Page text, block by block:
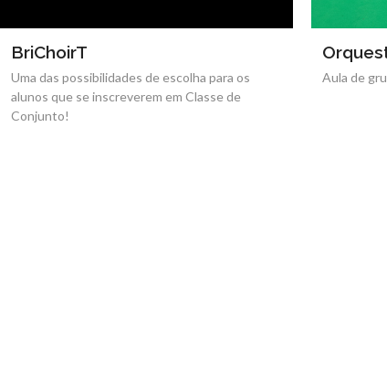
BriChoirT
Uma das possibilidades de escolha para os
alunos que se inscreverem em Classe de
Conjunto!
Aula de